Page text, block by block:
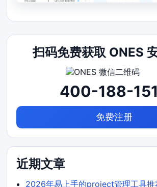
扫码免费获取 ONES
400-188-
免费注册
近期文章
2026年易上手的project管理工具推